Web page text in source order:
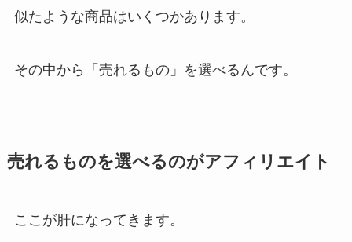
似たような商品はいくつかあります。
その中から「売れるもの」を選べるんです。
売れるものを選べるのがアフィリエイト
ここが肝になってきます。